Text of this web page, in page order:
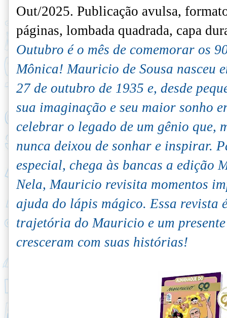
Out/2025. Publicação avulsa,
páginas, lombada quadrada, capa
Outubro é o mês de comemorar os
Mônica! Mauricio de Sousa nasceu
27 de outubro de 1935 e, desde
sua imaginação e seu maior sonho
celebrar o legado de um gênio que,
nunca deixou de sonhar e inspirar.
especial, chega às bancas a
Nela, Mauricio revisita momentos
ajuda do lápis mágico. Essa revista
trajetória do Mauricio e um
cresceram com suas histórias!